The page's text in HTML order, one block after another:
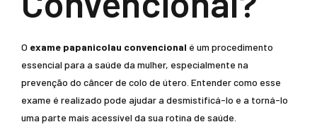
O exame papanicolau convencional é um procedimento
essencial para a saúde da mulher, especialmente na
prevenção do câncer de colo de útero. Entender como esse
exame é realizado pode ajudar a desmistificá-lo e a torná-lo
uma parte mais acessível da sua rotina de saúde.